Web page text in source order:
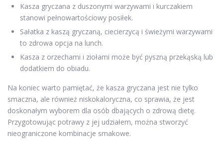
Kasza gryczana z duszonymi warzywami i kurczakiem
stanowi pełnowartościowy posiłek.
Sałatka z kaszą gryczaną, ciecierzycą i świeżymi warzywami
to zdrowa opcja na lunch.
Kasza z orzechami i ziołami może być pyszną przekąską lub
dodatkiem do obiadu.
Na koniec warto pamiętać, że kasza gryczana jest nie tylko
smaczna, ale również niskokaloryczna, co sprawia, że jest
doskonałym wyborem dla osób dbających o zdrową dietę.
Przygotowując potrawy z jej udziałem, można stworzyć
nieograniczone kombinacje smakowe.